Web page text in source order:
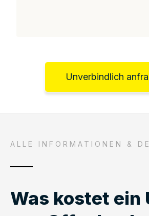
Unverbindlich
ALLE INFORMATIONEN &
Was kostet ein